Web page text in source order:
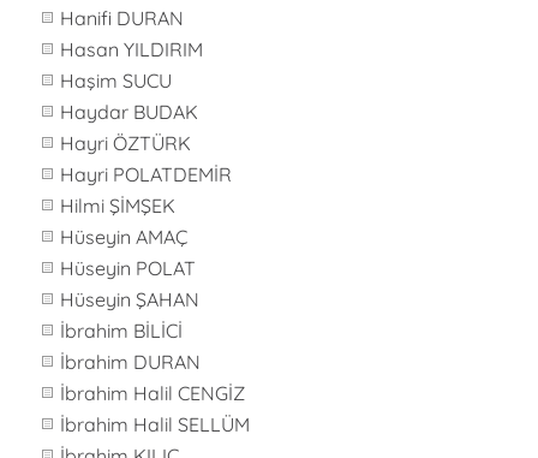
Hanifi DURAN
Hasan YILDIRIM
Haşim SUCU
Haydar BUDAK
Hayri ÖZTÜRK
Hayri POLATDEMİR
Hilmi ŞİMŞEK
Hüseyin AMAÇ
Hüseyin POLAT
Hüseyin ŞAHAN
İbrahim BİLİCİ
İbrahim DURAN
İbrahim Halil CENGİZ
İbrahim Halil SELLÜM